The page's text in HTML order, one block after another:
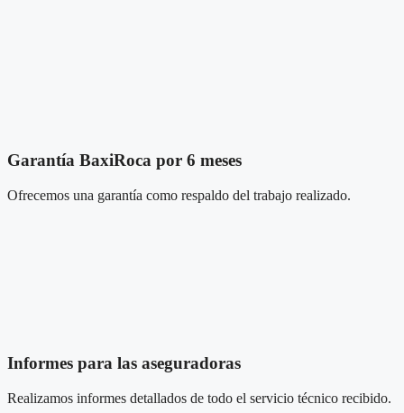
Garantía BaxiRoca por 6 meses
Ofrecemos una garantía como respaldo del trabajo realizado.
Informes para las aseguradoras
Realizamos informes detallados de todo el servicio técnico recibido.